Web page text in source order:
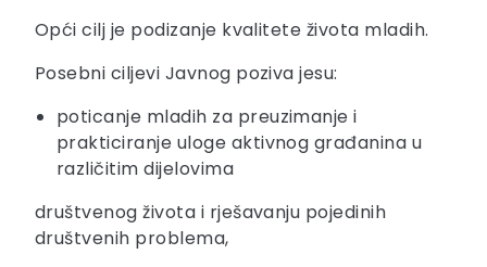
Opći cilj je podizanje kvalitete života mladih.
Posebni ciljevi Javnog poziva jesu:
poticanje mladih za preuzimanje i
prakticiranje uloge aktivnog građanina u
različitim dijelovima
društvenog života i rješavanju pojedinih
društvenih problema,